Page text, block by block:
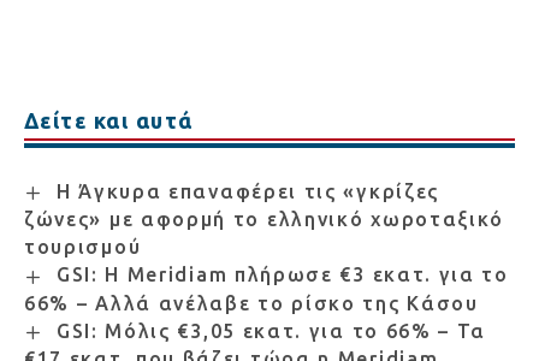
Δείτε και αυτά
Η Άγκυρα επαναφέρει τις «γκρίζες
ζώνες» με αφορμή το ελληνικό χωροταξικό
τουρισμού
GSI: Η Meridiam πλήρωσε €3 εκατ. για το
66% – Αλλά ανέλαβε το ρίσκο της Κάσου
GSI: Μόλις €3,05 εκατ. για το 66% – Τα